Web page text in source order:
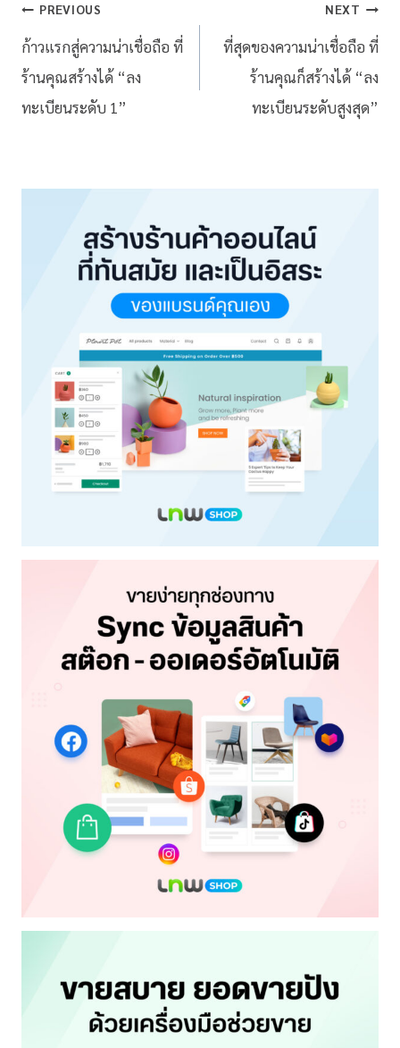
PREVIOUS
ก้าวแรกสู่ความน่าเชื่อถือ ที่
ร้านคุณสร้างได้ “ลง
ทะเบียนระดับ 1”
NEXT
ที่สุดของความน่าเชื่อถือ ที่
ร้านคุณก็สร้างได้ “ลง
ทะเบียนระดับสูงสุด”